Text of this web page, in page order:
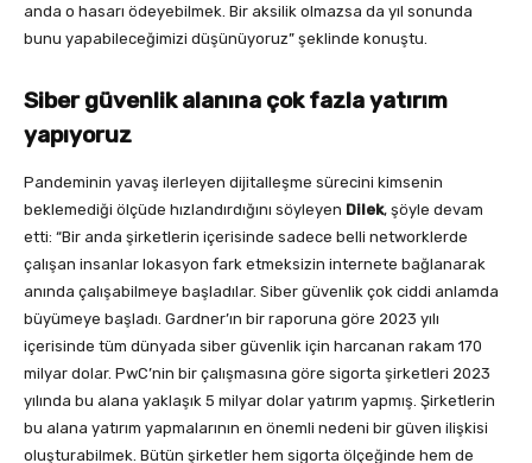
anda o hasarı ödeyebilmek. Bir aksilik olmazsa da yıl sonunda
bunu yapabileceğimizi düşünüyoruz” şeklinde konuştu.
Siber güvenlik alanına çok fazla yatırım
yapıyoruz
Pandeminin yavaş ilerleyen dijitalleşme sürecini kimsenin
beklemediği ölçüde hızlandırdığını söyleyen Dilek, şöyle devam
etti: “Bir anda şirketlerin içerisinde sadece belli networklerde
çalışan insanlar lokasyon fark etmeksizin internete bağlanarak
anında çalışabilmeye başladılar. Siber güvenlik çok ciddi anlamda
büyümeye başladı. Gardner’ın bir raporuna göre 2023 yılı
içerisinde tüm dünyada siber güvenlik için harcanan rakam 170
milyar dolar. PwC’nin bir çalışmasına göre sigorta şirketleri 2023
yılında bu alana yaklaşık 5 milyar dolar yatırım yapmış. Şirketlerin
bu alana yatırım yapmalarının en önemli nedeni bir güven ilişkisi
oluşturabilmek. Bütün şirketler hem sigorta ölçeğinde hem de